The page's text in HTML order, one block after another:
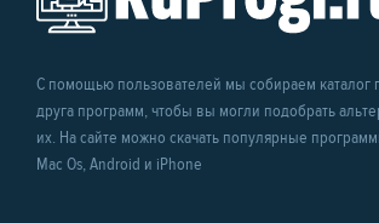
С помощью пользователей мы собираем каталог
друга программ, чтобы вы могли подобрать
их. На сайте можно скачать популярные
Mac Os, Android и iPhone